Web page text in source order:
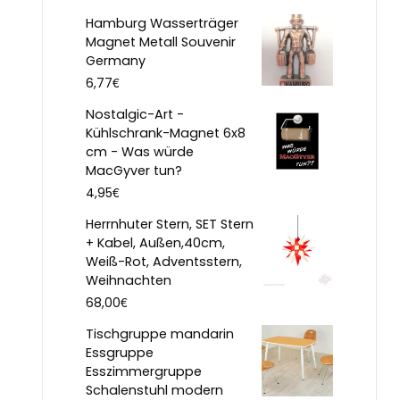
Hamburg Wasserträger
Magnet Metall Souvenir
Germany
6,77€
Nostalgic-Art -
Kühlschrank-Magnet 6x8
cm - Was würde
MacGyver tun?
4,95€
Herrnhuter Stern, SET Stern
+ Kabel, Außen,40cm,
Weiß-Rot, Adventsstern,
Weihnachten
68,00€
Tischgruppe mandarin
Essgruppe
Esszimmergruppe
Schalenstuhl modern